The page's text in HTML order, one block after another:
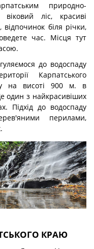
природно-
ліс, красиві
відпочинок біля річки,
час. Місця тут
до водоспаду
Карпатського
на висоті 900 м. в
один з найкрасивіших
Підхід до водоспаду
перилами,
КРАЮ